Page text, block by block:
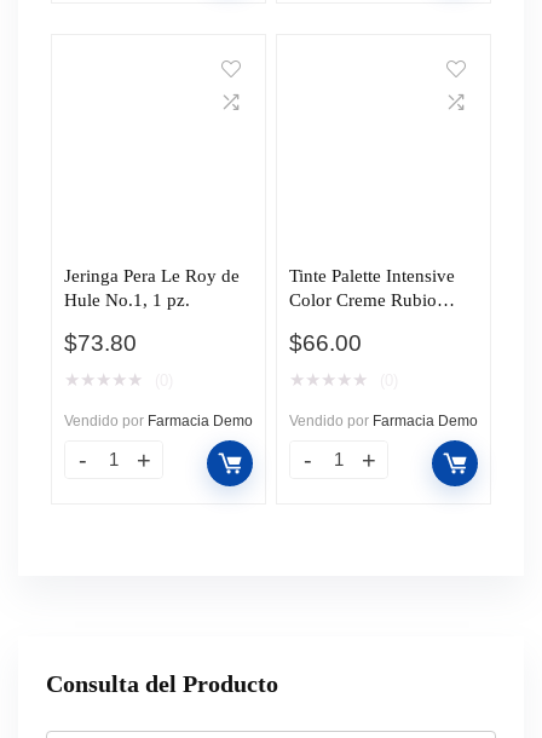
Jeringa Pera Le Roy de
Hule No.1, 1 pz.
$73.80
★ ★ ★ ★ ★
Vendido por Farmacia Demo
Tinte Palette Intensive
Color Creme Rubio
$66.00
★ ★ ★ ★ ★
Vendido por Farmacia Demo
Consulta del Producto